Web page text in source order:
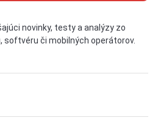
novinky, testy a analýzy zo
softvéru či mobilných operátorov.